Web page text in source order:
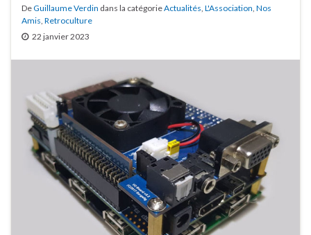
DeGuillaume Verdin dans la catégorieActualités, L'Association, Nos
Amis, Retroculture
22 janvier 2023